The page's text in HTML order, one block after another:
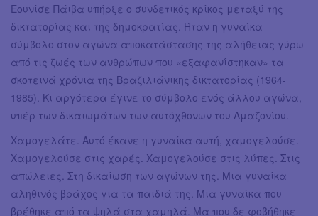
Εουνίσε Πάιβα υπήρξε ο συνδετικός κρίκος μεταξύ της
δικτατορίας και της δημοκρατίας. Ήταν η γυναίκα
σύμβολο στον αγώνα αποκατάστασης της αλήθειας γύρω
από τις ζωές των ανθρώπων που «εξαφανίστηκαν» τα
σκοτεινά χρόνια της Βραζιλιάνικης δικτατορίας (1964-
1985). Κι αργότερα έγινε το σύμβολο ενός άλλου αγώνα,
υπέρ των δικαιωμάτων των αυτόχθονων του Αμαζονίου.
Χαμογελάτε. Αυτό έκανε η γυναίκα αυτή, χαμογελούσε.
Χαμογελούσε στις χαρές. Χαμογελούσε στις λύπες. Στις
απώλειες. Στη δικαίωση των αγώνων της. Μια γυναίκα
αληθινός βράχος για τα παιδιά της. Μια γυναίκα που
βρέθηκε από τα ψηλά στα χαμηλά. Μα που δε φοβήθηκε